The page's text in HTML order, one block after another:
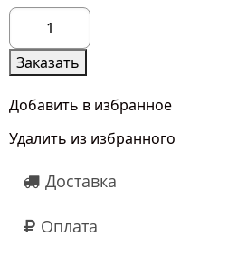
Количество
товара
Очарование
весны
Заказать
Добавить в избранное
Удалить из избранного
Доставка
Оплата